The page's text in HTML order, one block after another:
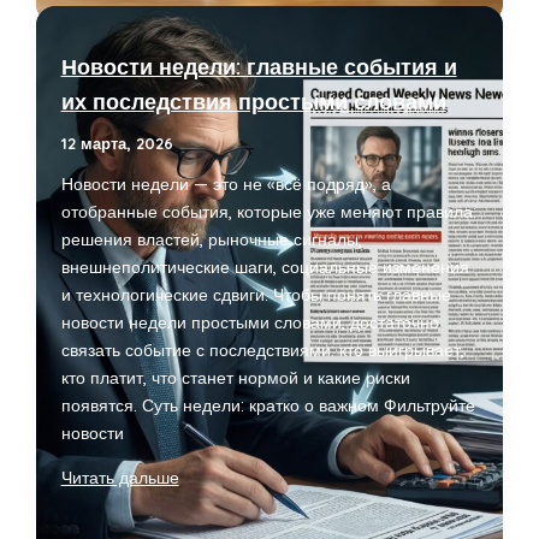
подушку
безопасности
без
жёсткой
экономии
Новости недели: главные события и
их последствия простыми словами
12 марта, 2026
Новости недели — это не «всё подряд», а
отобранные события, которые уже меняют правила:
решения властей, рыночные сигналы,
внешнеполитические шаги, социальные изменения
и технологические сдвиги. Чтобы понять главные
новости недели простыми словами, достаточно
связать событие с последствиями: кто выигрывает,
кто платит, что станет нормой и какие риски
появятся. Суть недели: кратко о важном Фильтруйте
новости
Новости
недели:
главные
Читать дальше